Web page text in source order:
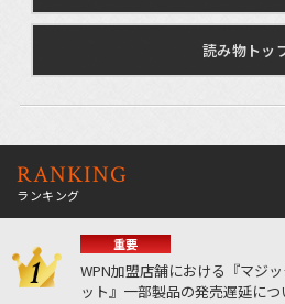
読み物トッ
RANKING
ランキング
重要
WPN加盟店舗における『マジ
ット』一部製品の発売遅延に